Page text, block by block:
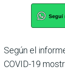
Según el
COVID-19